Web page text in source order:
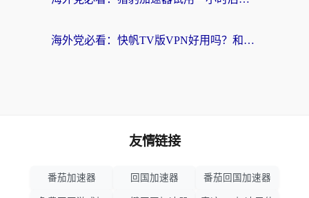
海外党必看：快帆TV版VPN好用吗？和畅游VPN对比哪个回国效果更好？附实用选择指南
友情链接
番茄加速器 回国加速器 番茄回国加速器